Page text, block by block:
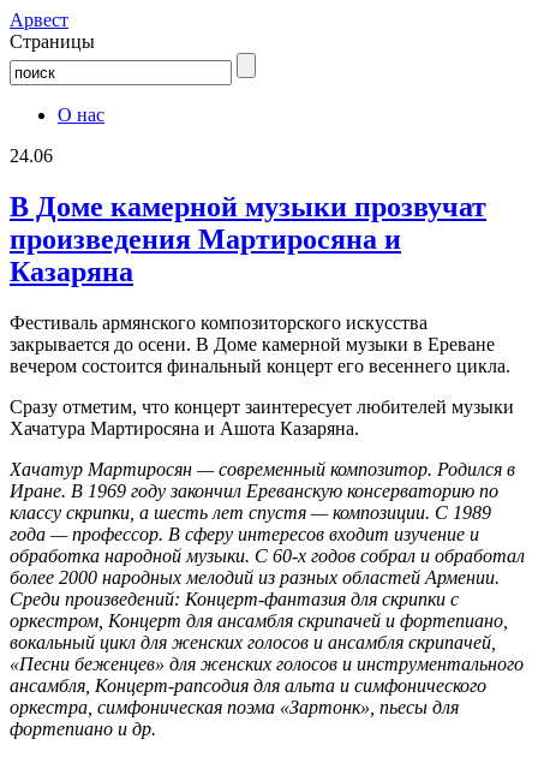
Aрвест
Страницы
О нас
24.06
В Доме камерной музыки прозвучат
произведения Мартиросяна и
Казаряна
Фестиваль армянского композиторского искусства
закрывается до осени. В Доме камерной музыки в Ереване
вечером состоится финальный концерт его весеннего цикла.
Сразу отметим, что концерт заинтересует любителей музыки
Хачатура Мартиросяна и Ашота Казаряна.
Хачатур Мартиросян — современный композитор. Родился в
Иране. В 1969 году закончил Ереванскую консерваторию по
классу скрипки, а шесть лет спустя — композиции. С 1989
года — профессор. В сферу интересов входит изучение и
обработка народной музыки. С 60-х годов собрал и обработал
более 2000 народных мелодий из разных областей Армении.
Среди произведений: Концерт-фантазия для скрипки с
оркестром, Концерт для ансамбля скрипачей и фортепиано,
вокальный цикл для женских голосов и ансамбля скрипачей,
«Песни беженцев» для женских голосов и инструментального
ансамбля, Концерт-рапсодия для альта и симфонического
оркестра, симфоническая поэма «Зартонк», пьесы для
фортепиано и др.